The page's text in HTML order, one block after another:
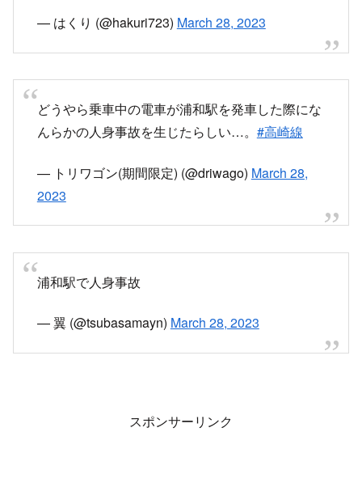
— はくり (@hakuri723) March 28, 2023
どうやら乗車中の電車が浦和駅を発車した際にな
んらかの人身事故を生じたらしい…。 #高崎線
— トリワゴン(期間限定) (@driwago) March 28,
2023
浦和駅で人身事故
— 翼 (@tsubasamayn) March 28, 2023
スポンサーリンク